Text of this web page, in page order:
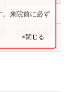
●
に直接ご確認く
。来院前に必ず
×閉じる